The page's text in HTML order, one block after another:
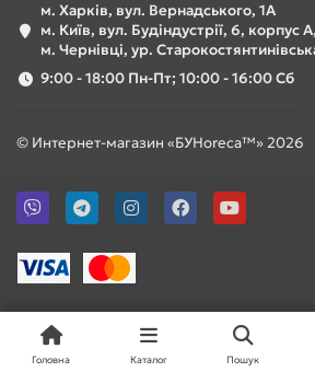
м. Харків, вул. Вернадського, 1А
м. Київ, вул. Будіндустрії, 6, корпус
м. Чернівці, ур.
9:00 - 18:00 Пн-Пт; 10:00 - 16:00 Сб
© Интернет-магазин «БУHoreca™» 2026
Головна Каталог Пошук